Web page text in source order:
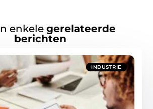
enkele gerelateerde
berichten
INDUSTRIE